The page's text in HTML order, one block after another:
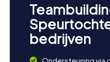
bedrijven